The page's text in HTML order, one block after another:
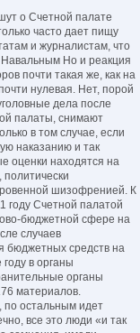
о Счетной палате
часто дает пищу
и журналистам, что
Но и реакция
почти такая же, как на
нулевая. Нет, порой
дела после
палаты, снимают
в том случае, если
наказанию и так
оценки находятся на
шизофренией. К
году Счетной палатой
бюджетной сфере на
случаев
бюджетных средств на
в органы
органы
материалов.
по остальным идет
все это люди «и так